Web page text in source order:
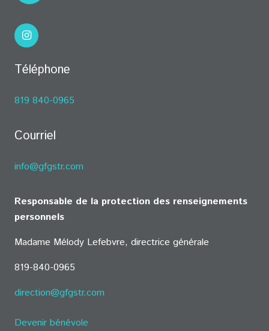
Téléphone
819 840-0965
Courriel
info@gfgstr.com
Responsable de la protection des renseignements
personnels
Madame Mélody Lefebvre, directrice générale
819-840-0965
direction@gfgstr.com
Devenir bénévole